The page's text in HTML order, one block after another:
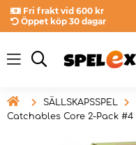
Fri frakt vid 600 kr
Öppet köp 30 dagar
 SÄLLSKAPSSPEL
Catchables Core 2-Pack #4